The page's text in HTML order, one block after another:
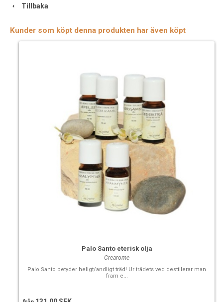
Tillbaka
Kunder som köpt denna produkten har även köpt
Palo Santo eterisk olja
Crearome
Palo Santo betyder heligt/andligt träd! Ur trädets ved destillerar man
fram e...